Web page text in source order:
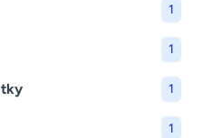
1
1
1
1